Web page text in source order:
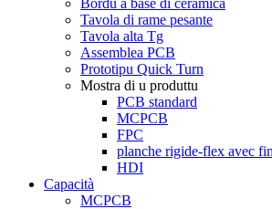
Bordu à base di ceramica
Tavola di rame pesante
Tavola alta Tg
Assemblea PCB
Prototipu Quick Turn
Mostra di u produttu
PCB standard
MCPCB
FPC
planche rigide-flex avec
HDI
Capacità
MCPCB